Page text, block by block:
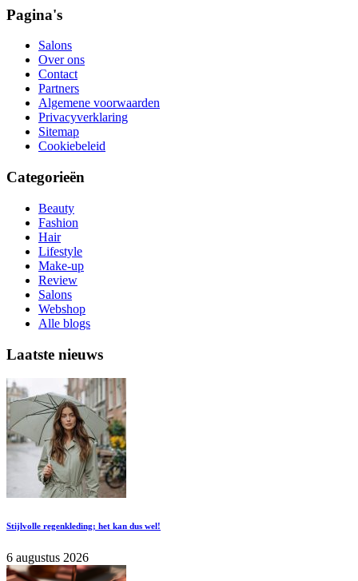
Pagina's
Salons
Over ons
Contact
Partners
Algemene voorwaarden
Privacyverklaring
Sitemap
Cookiebeleid
Categorieën
Beauty
Fashion
Hair
Lifestyle
Make-up
Review
Salons
Webshop
Alle blogs
Laatste nieuws
Stijlvolle regenkleding; het kan dus wel!
6 augustus 2026